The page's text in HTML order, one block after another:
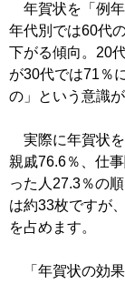
年賀状を「例年
年代別では60代
下がる傾向。20
が30代では71％
の」という意識
実際に年賀状を
親戚76.6％、仕
った人27.3％の
は約33枚ですが
を占めます。
「年賀状の効果